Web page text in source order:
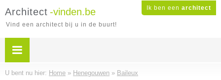
Ik ben een architect
Architect -vinden.be
Vind een architect bij u in de buurt!
U bent nu hier: Home » Henegouwen » Baileux